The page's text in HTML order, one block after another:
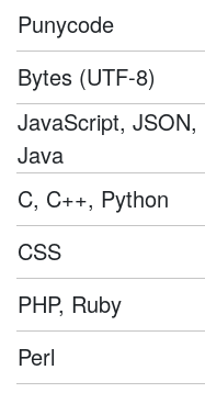
Punycode
Bytes (UTF-8)
JavaScript, JSON,
Java
C, C++, Python
CSS
PHP, Ruby
Perl